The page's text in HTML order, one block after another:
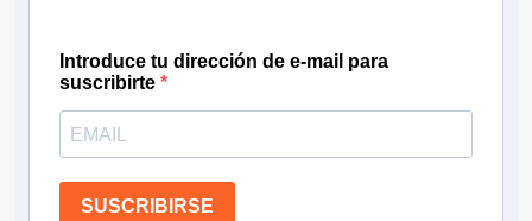
Introduce tu dirección de e-mail para
suscribirte
SUSCRIBIRSE